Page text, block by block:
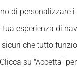
di personalizzare
tua esperienza di
sicuri che tutto
su "Accetta"